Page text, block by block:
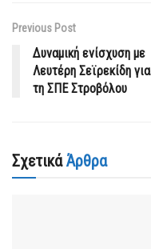
Previous Post
Δυναμική ενίσχυση με
Λευτέρη Σεϊρεκίδη για
τη ΣΠΕ Στροβόλου
ΣχετικάΆρθρα